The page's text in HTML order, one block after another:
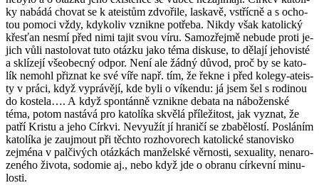
ky na­bá­dá cho­vat se k ate­is­tům zdvo­ři­le, las­ka­vě, vstříc­ně a s ocho­
tou po­mo­ci vždy, kdy­ko­liv vznik­ne po­tře­ba. Nikdy však ka­to­lic­ký
křes­ťan nesmí před nimi tajit svou víru. Sa­mo­zřej­mě ne­bu­de proti je­
jich vůli na­sto­lo­vat tuto otáz­ku jako téma dis­ku­se, to dě­la­jí je­ho­vis­té
a sklí­ze­jí vše­o­bec­ný odpor. Není ale žádný důvod, proč by se ka­to­
lík ne­mohl při­znat ke své víře např. tím, že řekne i před ko­le­gy-ate­is­
ty v práci, když vy­prá­vě­jí, kde byli o ví­ken­du: já jsem šel s ro­di­nou
do kos­te­la…. A když spon­tán­ně vznik­ne de­ba­ta na ná­bo­žen­ské
téma, potom na­stá­vá pro ka­to­lí­ka skvě­lá pří­le­ži­tost, jak vy­znat, že
patří Kris­tu a jeho Církvi. Ne­vy­u­žít jí hra­ni­čí se zba­bě­los­tí. Po­slá­ním
ka­to­lí­ka je za­ujmout při těch­to roz­ho­vo­rech ka­to­lic­ké sta­no­vis­ko
zejmé­na v pal­či­vých otáz­kách man­žel­ské věr­nos­ti, se­xu­a­li­ty, ne­na­ro­
ze­né­ho ži­vo­ta, so­do­mie aj., nebo když jde o obra­nu cír­kev­ní mi­nu­
los­ti.